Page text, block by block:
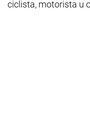
ciclista, motorista u